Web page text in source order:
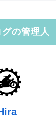
グの管理人